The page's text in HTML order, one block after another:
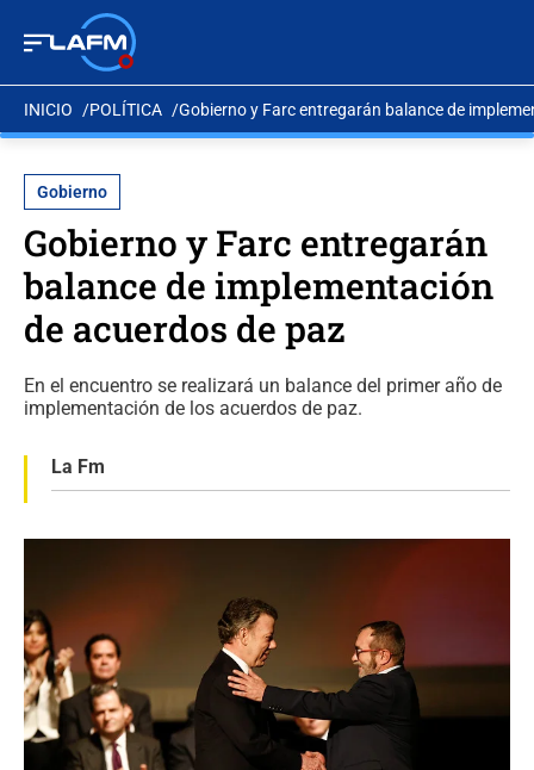
INICIO POLÍTICA Gobierno y Farc entregarán balance de
Gobierno
Gobierno y Farc entregarán
balance de implementación
de acuerdos de paz
En el encuentro se realizará un balance del primer año de
implementación de los acuerdos de paz.
La Fm